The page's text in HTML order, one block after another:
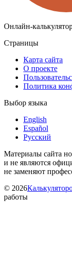
Онлайн-
Страницы
Карта сайта
О проекте
Политика
Выбор языка
English
Español
Русский
Материалы сайта
и не являются
не заменяют
© 2026
работы